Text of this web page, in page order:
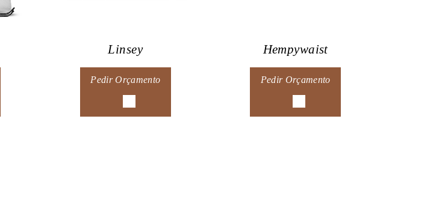
Linsey
Pedir Orçamento
Hempywaist
Pedir Orçamento